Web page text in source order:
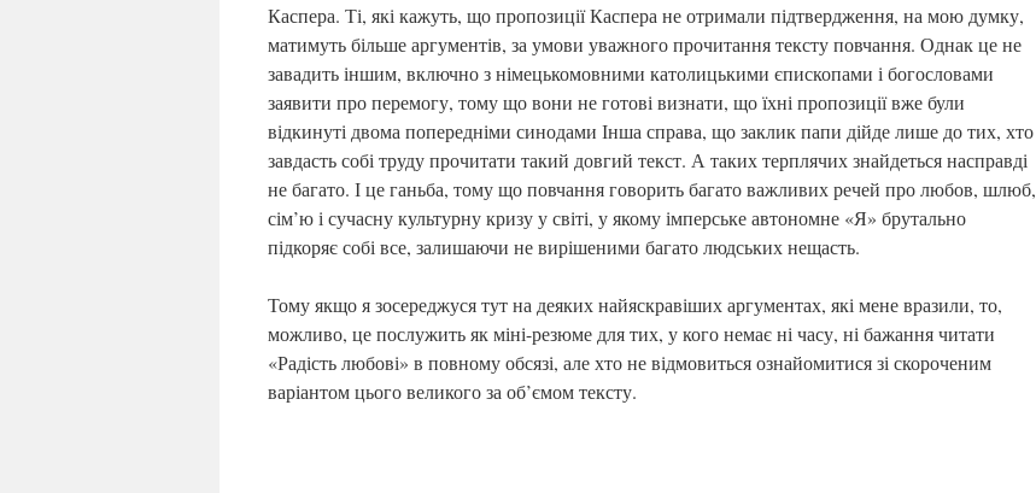
Каспера. Ті, які кажуть, що пропозиції Каспера не отримали підтвердження, на мою думку,
матимуть більше аргументів, за умови уважного прочитання тексту повчання. Однак це не
завадить іншим, включно з німецькомовними католицькими єпископами і богословами
заявити про перемогу, тому що вони не готові визнати, що їхні пропозиції вже були
відкинуті двома попередніми синодами Інша справа, що заклик папи дійде лише до тих, хто
завдасть собі труду прочитати такий довгий текст. А таких терплячих знайдеться насправді
не багато. І це ганьба, тому що повчання говорить багато важливих речей про любов, шлюб,
сім’ю і сучасну культурну кризу у світі, у якому імперське автономне «Я» брутально
підкоряє собі все, залишаючи не вирішеними багато людських нещасть.
Тому якщо я зосереджуся тут на деяких найяскравіших аргументах, які мене вразили, то,
можливо, це послужить як міні-резюме для тих, у кого немає ні часу, ні бажання читати
«Радість любові» в повному обсязі, але хто не відмовиться ознайомитися зі скороченим
варіантом цього великого за об’ємом тексту.